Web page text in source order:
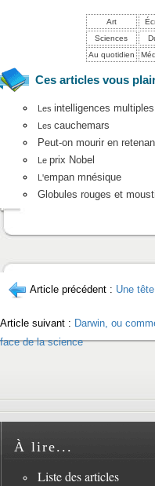
Art
Sciences
Au quotidien
Ces articles vous
Les intelligences multiples
Les cauchemars
Peut-on mourir en
Le prix Nobel
L'empan mnésique
Globules rouges et
Article précédent : Une
Article suivant : Darwin, ou
face de la science
À lire...
Liste des articles